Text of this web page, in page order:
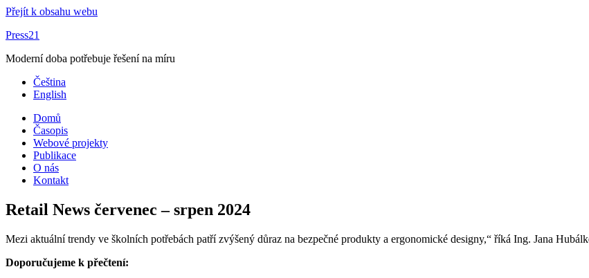
Přejít k obsahu webu
Press21
Moderní doba potřebuje řešení na míru
Čeština
English
Domů
Časopis
Webové projekty
Publikace
O nás
Kontakt
Retail News červenec – srpen 2024
Mezi aktuální trendy ve školních potřebách patří zvýšený důraz na bezpečné produkty a ergonomické designy,“ říká Ing. Jana
Doporučujeme k přečtení: